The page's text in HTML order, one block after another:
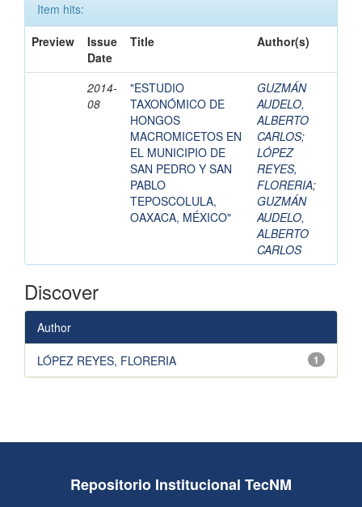
Item hits:
Preview
Issue
Date
Title Author(s)
2014-
08
"ESTUDIO
TAXONÓMICO DE
HONGOS
MACROMICETOS EN
EL MUNICIPIO DE
SAN PEDRO Y SAN
PABLO
TEPOSCOLULA,
OAXACA, MÉXICO"
GUZMÁN
AUDELO,
ALBERTO
CARLOS;
LÓPEZ
REYES,
FLORERIA;
GUZMÁN
AUDELO,
ALBERTO
CARLOS
Discover
Author
1
LÓPEZ REYES, FLORERIA
Repositorio Institucional TecNM